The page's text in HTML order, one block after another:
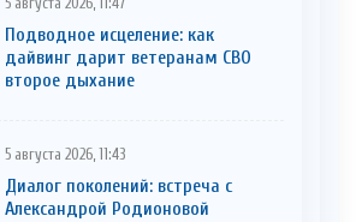
Подводное исцеление: как
дайвинг дарит ветеранам СВО
второе дыхание
5 августа 2026, 11:43
Диалог поколений: встреча с
Александрой Родионовой